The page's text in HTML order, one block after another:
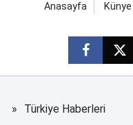
Anasayfa Künye
Türkiye Haberleri